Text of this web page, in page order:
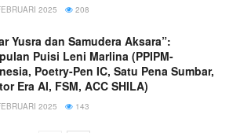
2025 208
Yusra dan Samudera Aksara”:
Puisi Leni Marlina (PPIPM-
Poetry-Pen IC, Satu Pena Sumbar,
Era AI, FSM, ACC SHILA)
2025 143